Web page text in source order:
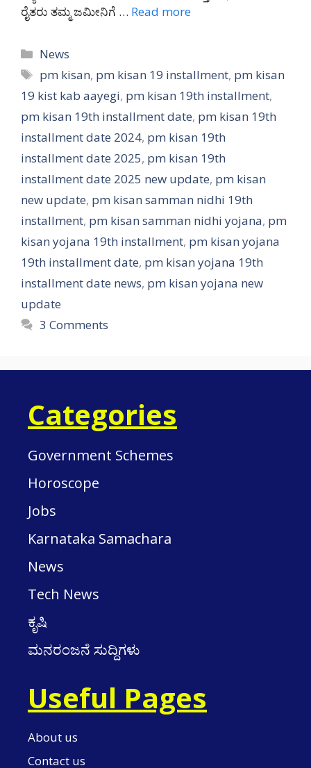
ರೈತರು ತಮ್ಮ ಜಮೀನಿಗೆ … Read more
Categories
News
Tags
pm kisan, pm kisan 19 installment, pm kisan
19 kist kab aayegi, pm kisan 19th installment,
pm kisan 19th installment date, pm kisan 19th
installment date 2024, pm kisan 19th
installment date 2025, pm kisan 19th
installment date 2025 new update, pm kisan
new update, pm kisan samman nidhi 19th
installment, pm kisan samman nidhi yojana, pm
kisan yojana 19th installment, pm kisan yojana
19th installment date, pm kisan yojana 19th
installment date news, pm kisan yojana new
update
3 Comments
Categories
Government Schemes
Horoscope
Jobs
Karnataka Samachara
News
Tech News
ಕೃಷಿ
ಮನರಂಜನೆ ಸುದ್ದಿಗಳು
Useful Pages
About us
Contact us